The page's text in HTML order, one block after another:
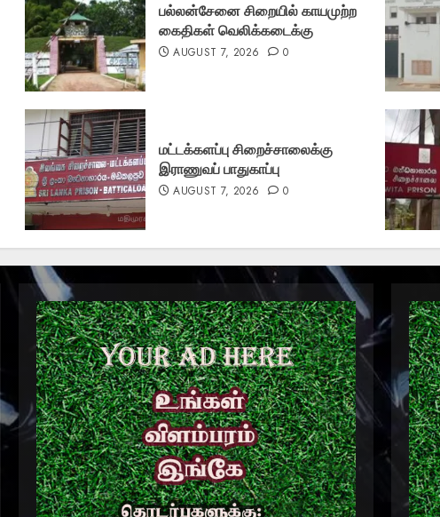
பல்லன்சேனை சிறையில் காயமுற்ற
கைதிகள் வெலிக்கடைக்கு
AUGUST 7, 2026 0
மட்டக்களப்பு சிறைச்சாலைக்கு
இராணுவப் பாதுகாப்பு
AUGUST 7, 2026 0